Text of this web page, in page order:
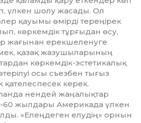
үл­кен шолу жасады. Ол
қауымы өмірді тереңі­рек
көркемдік тұрғыдан өсу,
жағынан ерекшеленуге
қазақ жазушылары­ның
көр­­кемдік-эстетикалық
осы съезбен тығыз
керек.
нендей жаңа­лықтар
60 жыл­дары Америкада үлкен
«Елеңдеген елу­дің» орнын